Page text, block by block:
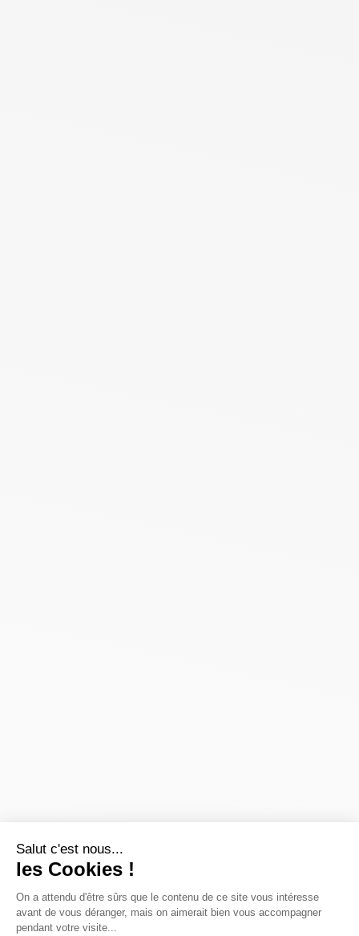
Salut c'est nous...
les Cookies !
On a attendu d'être sûrs que le contenu de ce site vous intéresse
avant de vous déranger, mais on aimerait bien vous accompagner
pendant votre visite...